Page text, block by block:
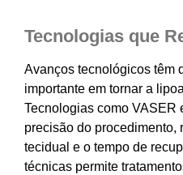
Tecnologias que
Avanços tecnológicos têm
importante em tornar a
Tecnologias como VASER
precisão do procedimento,
tecidual e o tempo de
técnicas permite